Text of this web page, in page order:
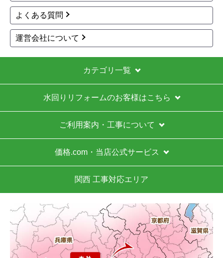
ガス給湯器の本体＋工事込みの価格が他店より安か
ったため。
【注文からどのくらいで届きましたか？】
【その他感想・コメント】
工事まで少し待ちましたが、価格を重視する方には
かなりお得だと思います。余裕を持って待てる方に
はおすすめです。
Ikuma2555さん
はい
ショップからの連絡や対応は適切でしたか？
はい
予定の期日までに商品が届きましたか？
よくある質問
運営会社について
カテゴリ一覧
水回りリフォームのお客様はこちら
ご利用案内・工事について
価格.com・当店公式サービス
関西 工事対応エリア